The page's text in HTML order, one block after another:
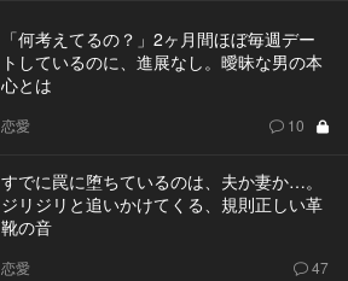
「何考えてるの？」2ヶ月間ほぼ毎週デー
トしているのに、進展なし。曖昧な男の本
心とは
恋愛 10
すでに罠に堕ちているのは、夫か妻か…。
ジリジリと追いかけてくる、規則正しい革
靴の音
恋愛 47